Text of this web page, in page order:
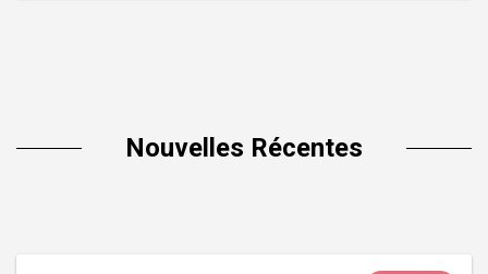
Nouvelles Récentes